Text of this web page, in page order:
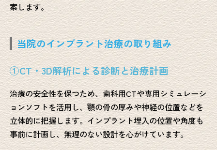
案します。
当院のインプラント治療の取り組み
①CT・3D解析による診断と治療計画
治療の安全性を保つため、歯科用CTや専用シミュレーシ
ョンソフトを活用し、顎の骨の厚みや神経の位置などを
立体的に把握します。インプラント埋入の位置や角度も
事前に計画し、無理のない設計を心がけています。